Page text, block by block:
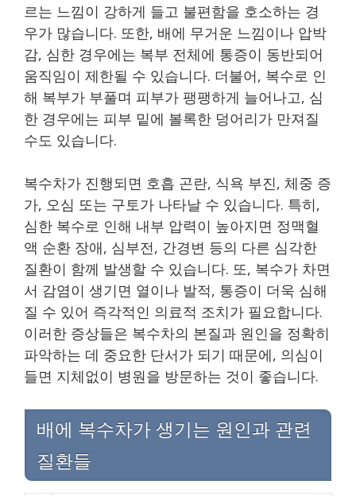
르는 느낌이 강하게 들고 불편함을 호소하는 경
우가 많습니다. 또한, 배에 무거운 느낌이나 압박
감, 심한 경우에는 복부 전체에 통증이 동반되어
움직임이 제한될 수 있습니다. 더불어, 복수로 인
해 복부가 부풀며 피부가 팽팽하게 늘어나고, 심
한 경우에는 피부 밑에 볼록한 덩어리가 만져질
수도 있습니다.
복수차가 진행되면 호흡 곤란, 식욕 부진, 체중 증
가, 오심 또는 구토가 나타날 수 있습니다. 특히,
심한 복수로 인해 내부 압력이 높아지면 정맥혈
액 순환 장애, 심부전, 간경변 등의 다른 심각한
질환이 함께 발생할 수 있습니다. 또, 복수가 차면
서 감염이 생기면 열이나 발적, 통증이 더욱 심해
질 수 있어 즉각적인 의료적 조치가 필요합니다.
이러한 증상들은 복수차의 본질과 원인을 정확히
파악하는 데 중요한 단서가 되기 때문에, 의심이
들면 지체없이 병원을 방문하는 것이 좋습니다.
배에 복수차가 생기는 원인과 관련
질환들